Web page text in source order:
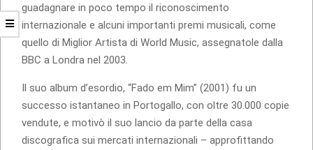
guadagnare in poco tempo il riconoscimento
internazionale e alcuni importanti premi musicali, come
quello di Miglior Artista di World Music, assegnatole dalla
BBC a Londra nel 2003.
Il suo album d’esordio, “Fado em Mim” (2001) fu un
successo istantaneo in Portogallo, con oltre 30.000 copie
vendute, e motivò il suo lancio da parte della casa
discografica sui mercati internazionali – approfittando